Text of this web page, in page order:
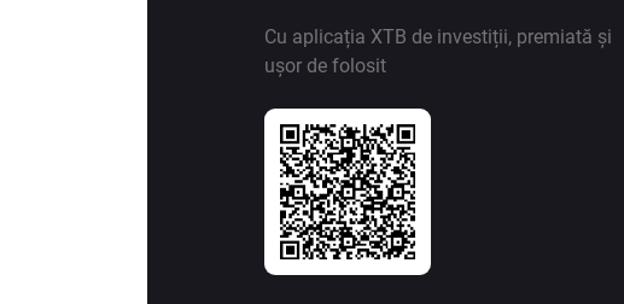
Cu aplicația XTB de investiții, premiată și
ușor de folosit